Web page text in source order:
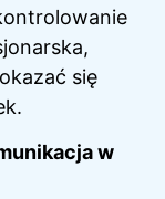
się
w